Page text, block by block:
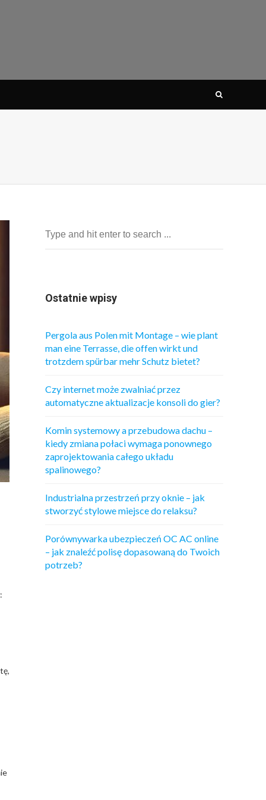
Ostatnie wpisy
Pergola aus Polen mit Montage – wie plant
man eine Terrasse, die offen wirkt und
trotzdem spürbar mehr Schutz bietet?
Czy internet może zwalniać przez
automatyczne aktualizacje konsoli do gier?
Komin systemowy a przebudowa dachu –
kiedy zmiana połaci wymaga ponownego
zaprojektowania całego układu
spalinowego?
Industrialna przestrzeń przy oknie – jak
stworzyć stylowe miejsce do relaksu?
Porównywarka ubezpieczeń OC AC online
– jak znaleźć polisę dopasowaną do Twoich
potrzeb?